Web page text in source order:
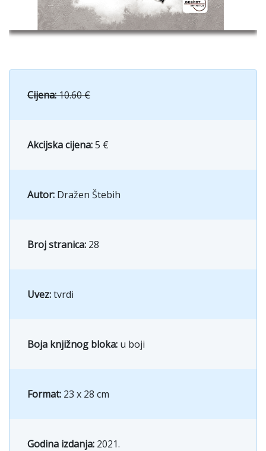
Cijena:10.60 €
Akcijska cijena:5 €
Autor: Dražen Štebih
Broj stranica: 28
Uvez:tvrdi
Boja knjižnog bloka: u boji
Format: 23 x 28 cm
Godina izdanja: 2021.